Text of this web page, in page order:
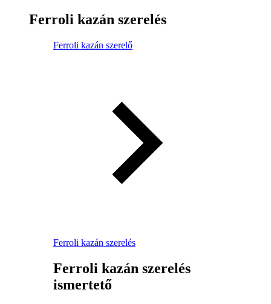
Ferroli kazán szerelés
Ferroli kazán szerelő
Ferroli kazán szerelés
Ferroli kazán szerelés
ismertető